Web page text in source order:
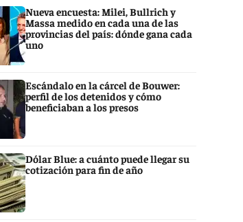
Nueva encuesta: Milei, Bullrich y
Massa medido en cada una de las
provincias del país: dónde gana cada
uno
Escándalo en la cárcel de Bouwer:
perfil de los detenidos y cómo
beneficiaban a los presos
Dólar Blue: a cuánto puede llegar su
cotización para fin de año